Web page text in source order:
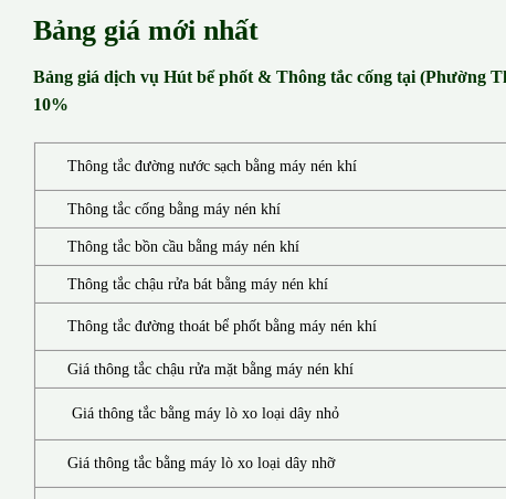
Bảng giá mới nhất
Bảng giá dịch vụ Hút bể phốt & Thông tắc cống tại (Phường
10%
Thông tắc đường nước sạch bằng máy nén khí
Thông tắc cống bằng máy nén khí
Thông tắc bồn cầu bằng máy nén khí
Thông tắc chậu rửa bát bằng máy nén khí
Thông tắc đường thoát bể phốt bằng máy nén khí
Giá thông tắc chậu rửa mặt bằng máy nén khí
Giá thông tắc bằng máy lò xo loại dây nhỏ
Giá thông tắc bằng máy lò xo loại dây nhỡ